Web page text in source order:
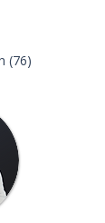
(76)